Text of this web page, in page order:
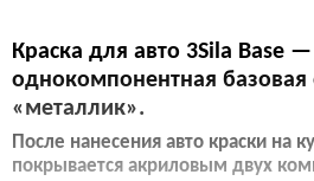
Краска для авто 3Sila Base —
однокомпонентная
«металлик».
После нанесения авто краски на
покрывается акриловым двух